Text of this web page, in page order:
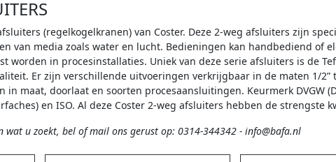
(regelkogelkranen) van Coster. Deze 2-weg afsluiters zijn
van media zoals water en lucht. Bedieningen kan handbediend of
worden in procesinstallaties. Uniek van deze serie afsluiters is de
Er zijn verschillende uitvoeringen verkrijgbaar in de maten 1/2”
in maat, doorlaat en soorten procesaansluitingen. Keurmerk DVGW
en ISO. Al deze Coster 2-weg afsluiters hebben de strengste
wat u zoekt, bel of mail ons gerust op: 0314-344342 - info@bafa.nl